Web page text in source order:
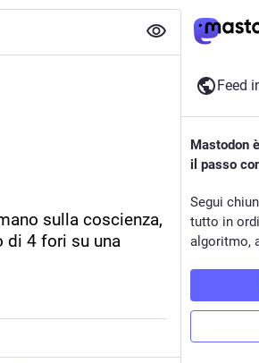
sulla coscienza,
di 4 fori su una
Feed
Mastodon
il passo
Segui
tutto in
algoritmo,